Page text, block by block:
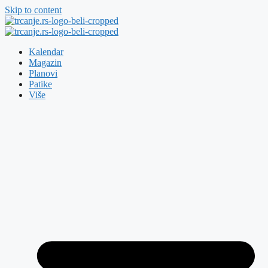
Skip to content
Kalendar
Magazin
Planovi
Patike
Više